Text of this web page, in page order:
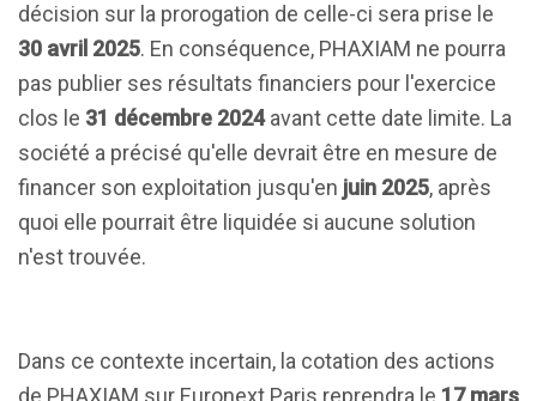
décision sur la prorogation de celle-ci sera prise le
30 avril 2025. En conséquence, PHAXIAM ne pourra
pas publier ses résultats financiers pour l'exercice
clos le 31 décembre 2024avant cette date limite. La
société a précisé qu'elle devrait être en mesure de
financer son exploitation jusqu'en juin 2025, après
quoi elle pourrait être liquidée si aucune solution
n'est trouvée.
Dans ce contexte incertain, la cotation des actions
de PHAXIAM sur Euronext Paris reprendra le 17 mars